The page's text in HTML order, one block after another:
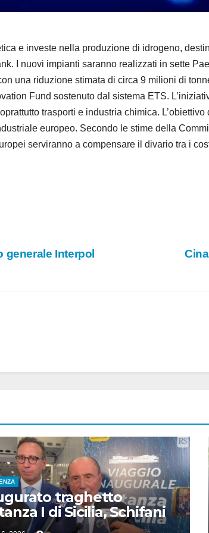
e
o
e investe nella produzione di idrogeno,
I nuovi impianti saranno realizzati in sette
una riduzione stimata di circa 9 milioni di
Fund sostenuto dal sistema ETS.
trasporti e industria chimica.
europeo. Secondo le stime della
serviranno a compensare il divario tra i
Interpol
traghetto
I di Sicilia, Schifani
impegni presi”